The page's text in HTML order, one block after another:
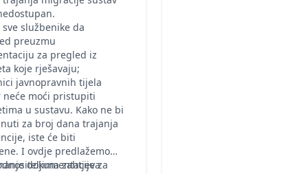
službenike da
preuzmu
za pregled iz
koje rješavaju;
javnopravnih tijela
neće moći pristupiti
u sustavu. Kako ne bi
za broj dana trajanja
iste će biti
I ovdje predlažemo
dokumentacije za
zahtjeva